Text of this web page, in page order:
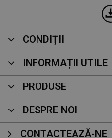
CONDIȚII
INFORMAȚII UTILE
PRODUSE
DESPRE NOI
CONTACTEAZĂ-NE